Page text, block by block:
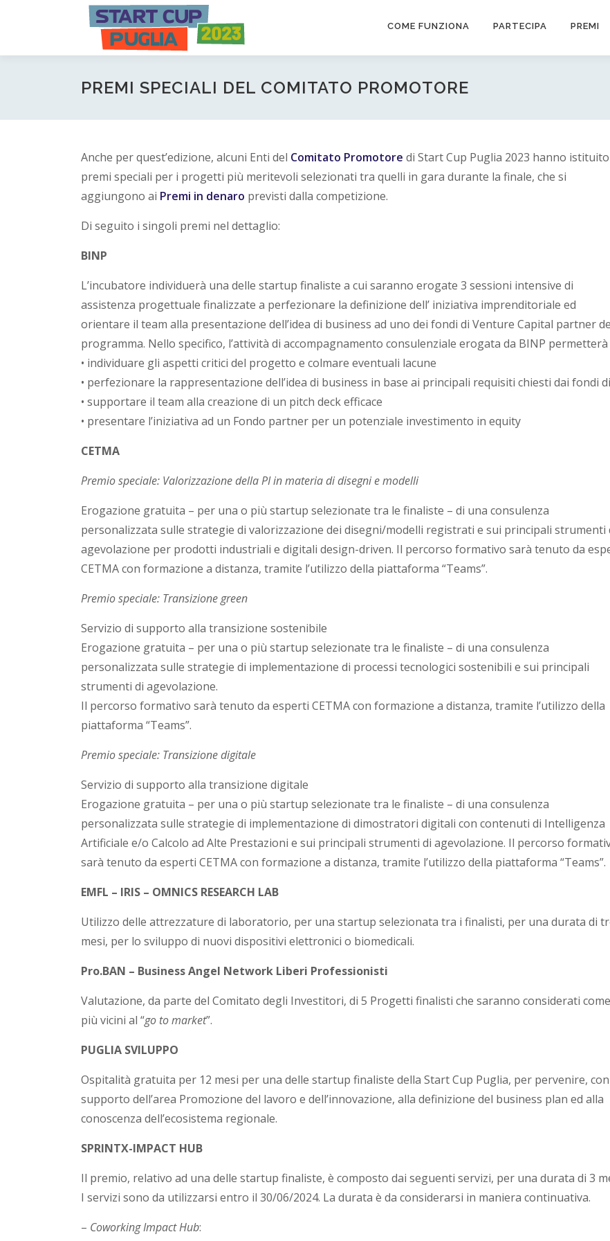
t
r
COME FUNZIONA PARTECIPA PREMI
PREMI SPECIALI DEL COMITATO PROMOTORE
Anche per quest’edizione, alcuni Enti del Comitato Promotore di Start Cup Puglia 2023 hanno istituito
premi speciali per i progetti più meritevoli selezionati tra quelli in gara durante la finale, che si
aggiungono ai Premi in denaro previsti dalla competizione.
Di seguito i singoli premi nel dettaglio:
BINP
L’incubatore individuerà una delle startup finaliste a cui saranno erogate 3 sessioni intensive di
assistenza progettuale finalizzate a perfezionare la definizione dell’ iniziativa imprenditoriale ed
orientare il team alla presentazione dell’idea di business ad uno dei fondi di Venture Capital partner
programma. Nello specifico, l’attività di accompagnamento consulenziale erogata da BINP permetterà
• individuare gli aspetti critici del progetto e colmare eventuali lacune
• perfezionare la rappresentazione dell’idea di business in base ai principali requisiti chiesti dai fondi
• supportare il team alla creazione di un pitch deck efficace
• presentare l’iniziativa ad un Fondo partner per un potenziale investimento in equity
CETMA
Premio speciale: Valorizzazione della PI in materia di disegni e modelli
Erogazione gratuita – per una o più startup selezionate tra le finaliste – di una consulenza
personalizzata sulle strategie di valorizzazione dei disegni/modelli registrati e sui principali strumenti
agevolazione per prodotti industriali e digitali design-driven. Il percorso formativo sarà tenuto da
CETMA con formazione a distanza, tramite l’utilizzo della piattaforma “Teams”.
Premio speciale: Transizione green
Servizio di supporto alla transizione sostenibile
Erogazione gratuita – per una o più startup selezionate tra le finaliste – di una consulenza
personalizzata sulle strategie di implementazione di processi tecnologici sostenibili e sui principali
strumenti di agevolazione.
Il percorso formativo sarà tenuto da esperti CETMA con formazione a distanza, tramite l’utilizzo della
piattaforma “Teams”.
Premio speciale: Transizione digitale
Servizio di supporto alla transizione digitale
Erogazione gratuita – per una o più startup selezionate tra le finaliste – di una consulenza
personalizzata sulle strategie di implementazione di dimostratori digitali con contenuti di Intelligenza
Artificiale e/o Calcolo ad Alte Prestazioni e sui principali strumenti di agevolazione. Il percorso
sarà tenuto da esperti CETMA con formazione a distanza, tramite l’utilizzo della piattaforma “Teams”.
EMFL – IRIS – OMNICS RESEARCH LAB
Utilizzo delle attrezzature di laboratorio, per una startup selezionata tra i finalisti, per una durata di
mesi, per lo sviluppo di nuovi dispositivi elettronici o biomedicali.
Pro.BAN – Business Angel Network Liberi Professionisti
Valutazione, da parte del Comitato degli Investitori, di 5 Progetti finalisti che saranno considerati
più vicini al “go to market”.
PUGLIA SVILUPPO
Ospitalità gratuita per 12 mesi per una delle startup finaliste della Start Cup Puglia, per pervenire,
supporto dell’area Promozione del lavoro e dell’innovazione, alla definizione del business plan ed alla
conoscenza dell’ecosistema regionale.
SPRINTX-IMPACT HUB
Il premio, relativo ad una delle startup finaliste, è composto dai seguenti servizi, per una durata di 3
I servizi sono da utilizzarsi entro il 30/06/2024. La durata è da considerarsi in maniera continuativa.
– Coworking Impact Hub: